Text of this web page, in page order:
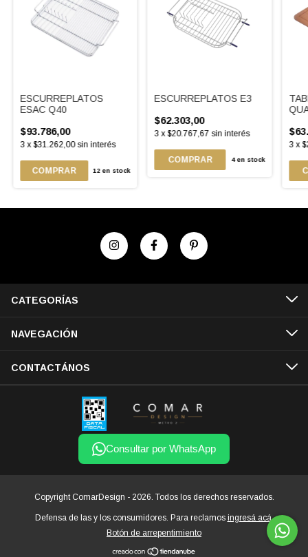
ESCURREPLATOS
ESAC Q40
$93.786,00
3 x$31.262,00 sin interés
12en stock
ESCURREPLATOS E3
$62.303,00
3 x$20.767,67 sin interés
4en stock
3 x
CATEGORÍAS
NAVEGACIÓN
CONTACTÁNOS
Consultar por WhatsApp
Copyright ComarDesign - 2026. Todos los derechos reservados.
Defensa de las y los consumidores. Para reclamos ingresá acá.
Botón de arrepentimiento